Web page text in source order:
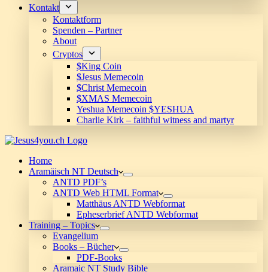
Kontakt
Kontaktform
Spenden – Partner
About
Cryptos
$King Coin
$Jesus Memecoin
$Christ Memecoin
$XMAS Memecoin
Yeshua Memecoin $YESHUA
Charlie Kirk – faithful witness and martyr
Home
Aramäisch NT Deutsch
ANTD PDF’s
ANTD Web HTML Format
Matthäus ANTD Webformat
Epheserbrief ANTD Webformat
Training – Topics
Evangelium
Books – Bücher
PDF-Books
Aramaic NT Study Bible